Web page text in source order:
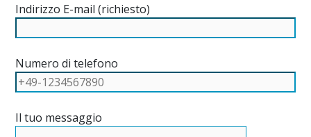
Indirizzo E-mail (richiesto)
Numero di telefono
Il tuo messaggio